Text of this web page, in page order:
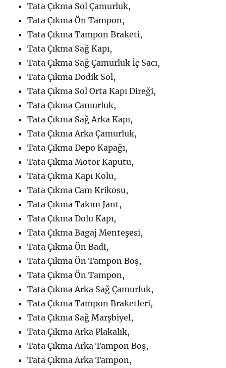
Tata Çıkma Sol Çamurluk,
Tata Çıkma Ön Tampon,
Tata Çıkma Tampon Braketi,
Tata Çıkma Sağ Kapı,
Tata Çıkma Sağ Çamurluk İç Sacı,
Tata Çıkma Dodik Sol,
Tata Çıkma Sol Orta Kapı Direği,
Tata Çıkma Çamurluk,
Tata Çıkma Sağ Arka Kapı,
Tata Çıkma Arka Çamurluk,
Tata Çıkma Depo Kapağı,
Tata Çıkma Motor Kaputu,
Tata Çıkma Kapı Kolu,
Tata Çıkma Cam Krikosu,
Tata Çıkma Takım Jant,
Tata Çıkma Dolu Kapı,
Tata Çıkma Bagaj Menteşesi,
Tata Çıkma Ön Badi,
Tata Çıkma Ön Tampon Boş,
Tata Çıkma Ön Tampon,
Tata Çıkma Arka Sağ Çamurluk,
Tata Çıkma Tampon Braketleri,
Tata Çıkma Sağ Marşbiyel,
Tata Çıkma Arka Plakalık,
Tata Çıkma Arka Tampon Boş,
Tata Çıkma Arka Tampon,